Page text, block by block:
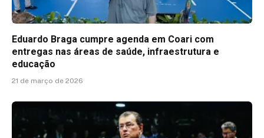
Eduardo Braga cumpre agenda em Coari com
entregas nas áreas de saúde, infraestrutura e
educação
21 de março de 2026